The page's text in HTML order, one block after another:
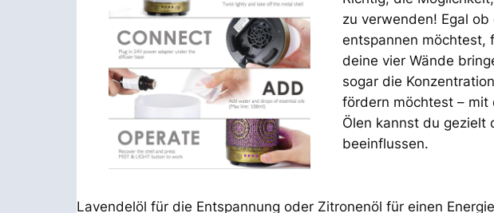
zu verwenden! Egal ob
entspannen möchtest,
deine vier Wände
sogar die
fördern möchtest – mit
Ölen kannst du gezielt
beeinflussen.
Lavendelöl für die Entspannung oder Zitronenöl für einen